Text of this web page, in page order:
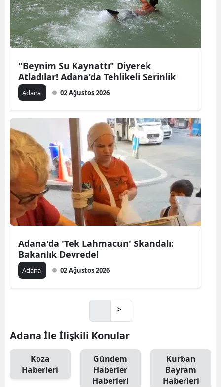
"Beynim Su Kaynattı" Diyerek
Atladılar! Adana’da Tehlikeli Serinlik
Adana 02 Ağustos 2026
Adana'da 'Tek Lahmacun' Skandalı:
Bakanlık Devrede!
Adana 02 Ağustos 2026
>
Adana İle İlişkili Konular
Koza
Haberleri
Gündem
Haberler
Haberleri
Kurban
Bayram
Haberleri